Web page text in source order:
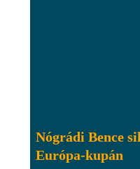
Nógrádi Bence
Európa-kupán